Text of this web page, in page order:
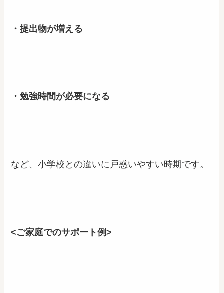
・提出物が増える
・勉強時間が必要になる
など、小学校との違いに戸惑いやすい時期です。
<ご家庭でのサポート例>